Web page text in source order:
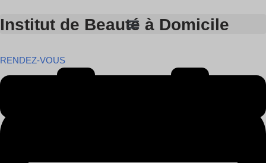
Skip
content
Institut de Beauté à Domicile
RENDEZ-VOUS